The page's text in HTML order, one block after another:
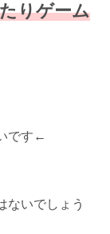
りゲーム
です←
ないでしょう